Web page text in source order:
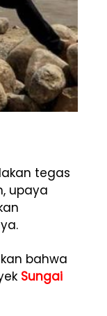
tegas
upaya
bahwa
Sungai